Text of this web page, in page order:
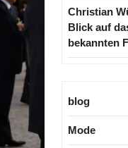
Christian
Blick auf
bekannten
blog
Mode